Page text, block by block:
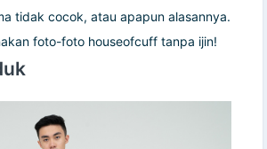
tidak cocok, atau apapun alasannya.
foto-foto houseofcuff tanpa ijin!